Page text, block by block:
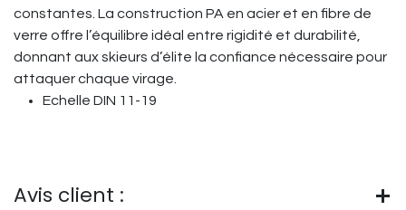
constantes. La construction PA en acier et en fibre de
verre offre l’équilibre idéal entre rigidité et durabilité,
donnant aux skieurs d’élite la confiance nécessaire pour
attaquer chaque virage.
Echelle DIN 11-19
Avis client :